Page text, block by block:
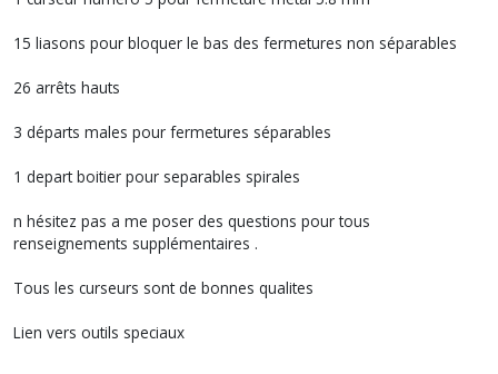
15 liasons pour bloquer le bas des fermetures non séparables
26 arrêts hauts
3 départs males pour fermetures séparables
1 depart boitier pour separables spirales
n hésitez pas a me poser des questions pour tous
renseignements supplémentaires .
Tous les curseurs sont de bonnes qualites
Lien vers outils speciaux